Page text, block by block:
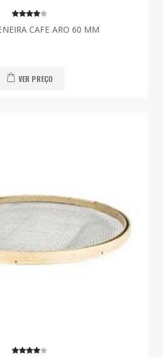
CAFE ARO 60 MM
VER PREÇO